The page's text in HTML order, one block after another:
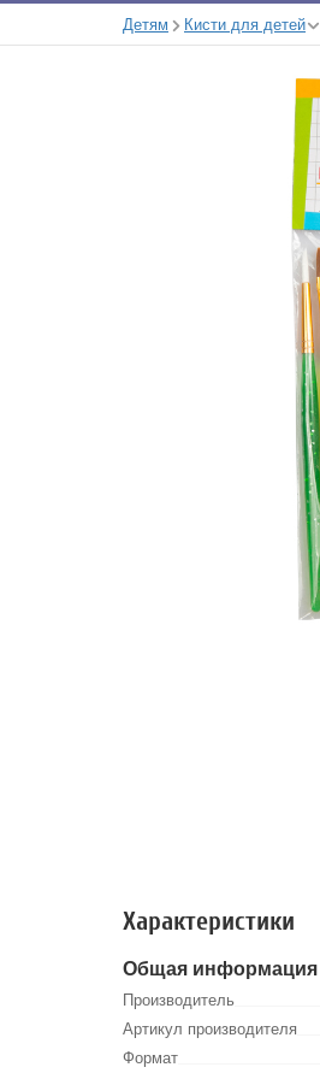
Детям Кисти для детей
Характеристики
Общая информация
Производитель
Артикул производителя
Формат